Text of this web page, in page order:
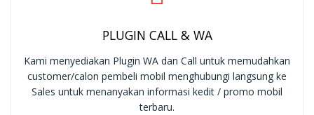
PLUGIN CALL & WA
Kami menyediakan Plugin WA dan Call untuk memudahkan
customer/calon pembeli mobil menghubungi langsung ke
Sales untuk menanyakan informasi kedit / promo mobil
terbaru.